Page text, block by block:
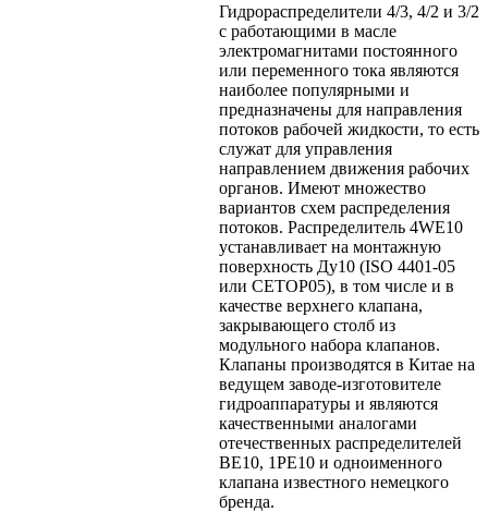
Гидрораспределители 4/3, 4/2 и 3/2
с работающими в масле
электромагнитами постоянного
или переменного тока являются
наиболее популярными и
предназначены для направления
потоков рабочей жидкости, то есть
служат для управления
направлением движения рабочих
органов. Имеют множество
вариантов схем распределения
потоков. Распределитель 4WE10
устанавливает на монтажную
поверхность Ду10 (ISO 4401-05
или CETOP05), в том числе и в
качестве верхнего клапана,
закрывающего столб из
модульного набора клапанов.
Клапаны производятся в Китае на
ведущем заводе-изготовителе
гидроаппаратуры и являются
качественными аналогами
отечественных распределителей
ВЕ10, 1РЕ10 и одноименного
клапана известного немецкого
бренда.